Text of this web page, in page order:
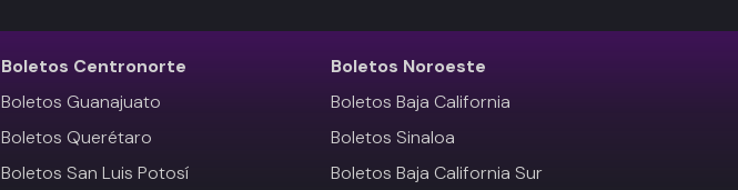
Boletos Centronorte
Boletos Guanajuato
Boletos Querétaro
Boletos San Luis Potosí
Boletos Noroeste
Boletos Baja California
Boletos Sinaloa
Boletos Baja California Sur